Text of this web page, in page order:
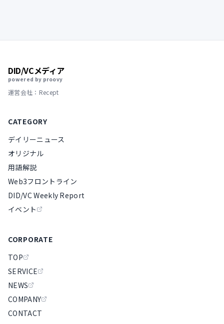
DID/VCメディア
powered by proovy
運営会社：Recept
CATEGORY
デイリーニュース
オリジナル
用語解説
Web3フロントライン
DID/VC Weekly Report
イベント
CORPORATE
TOP
SERVICE
NEWS
COMPANY
CONTACT